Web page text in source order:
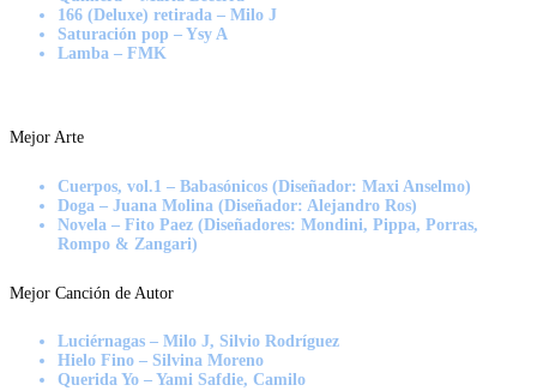
166 (Deluxe) retirada – Milo J
Saturación pop – Ysy A
Lamba – FMK
Mejor Arte
Cuerpos, vol.1 – Babasónicos (Diseñador: Maxi Anselmo)
Doga – Juana Molina (Diseñador: Alejandro Ros)
Novela – Fito Paez (Diseñadores: Mondini, Pippa, Porras,
Rompo & Zangari)
Mejor Canción de Autor
Luciérnagas – Milo J, Silvio Rodríguez
Hielo Fino – Silvina Moreno
Querida Yo – Yami Safdie, Camilo